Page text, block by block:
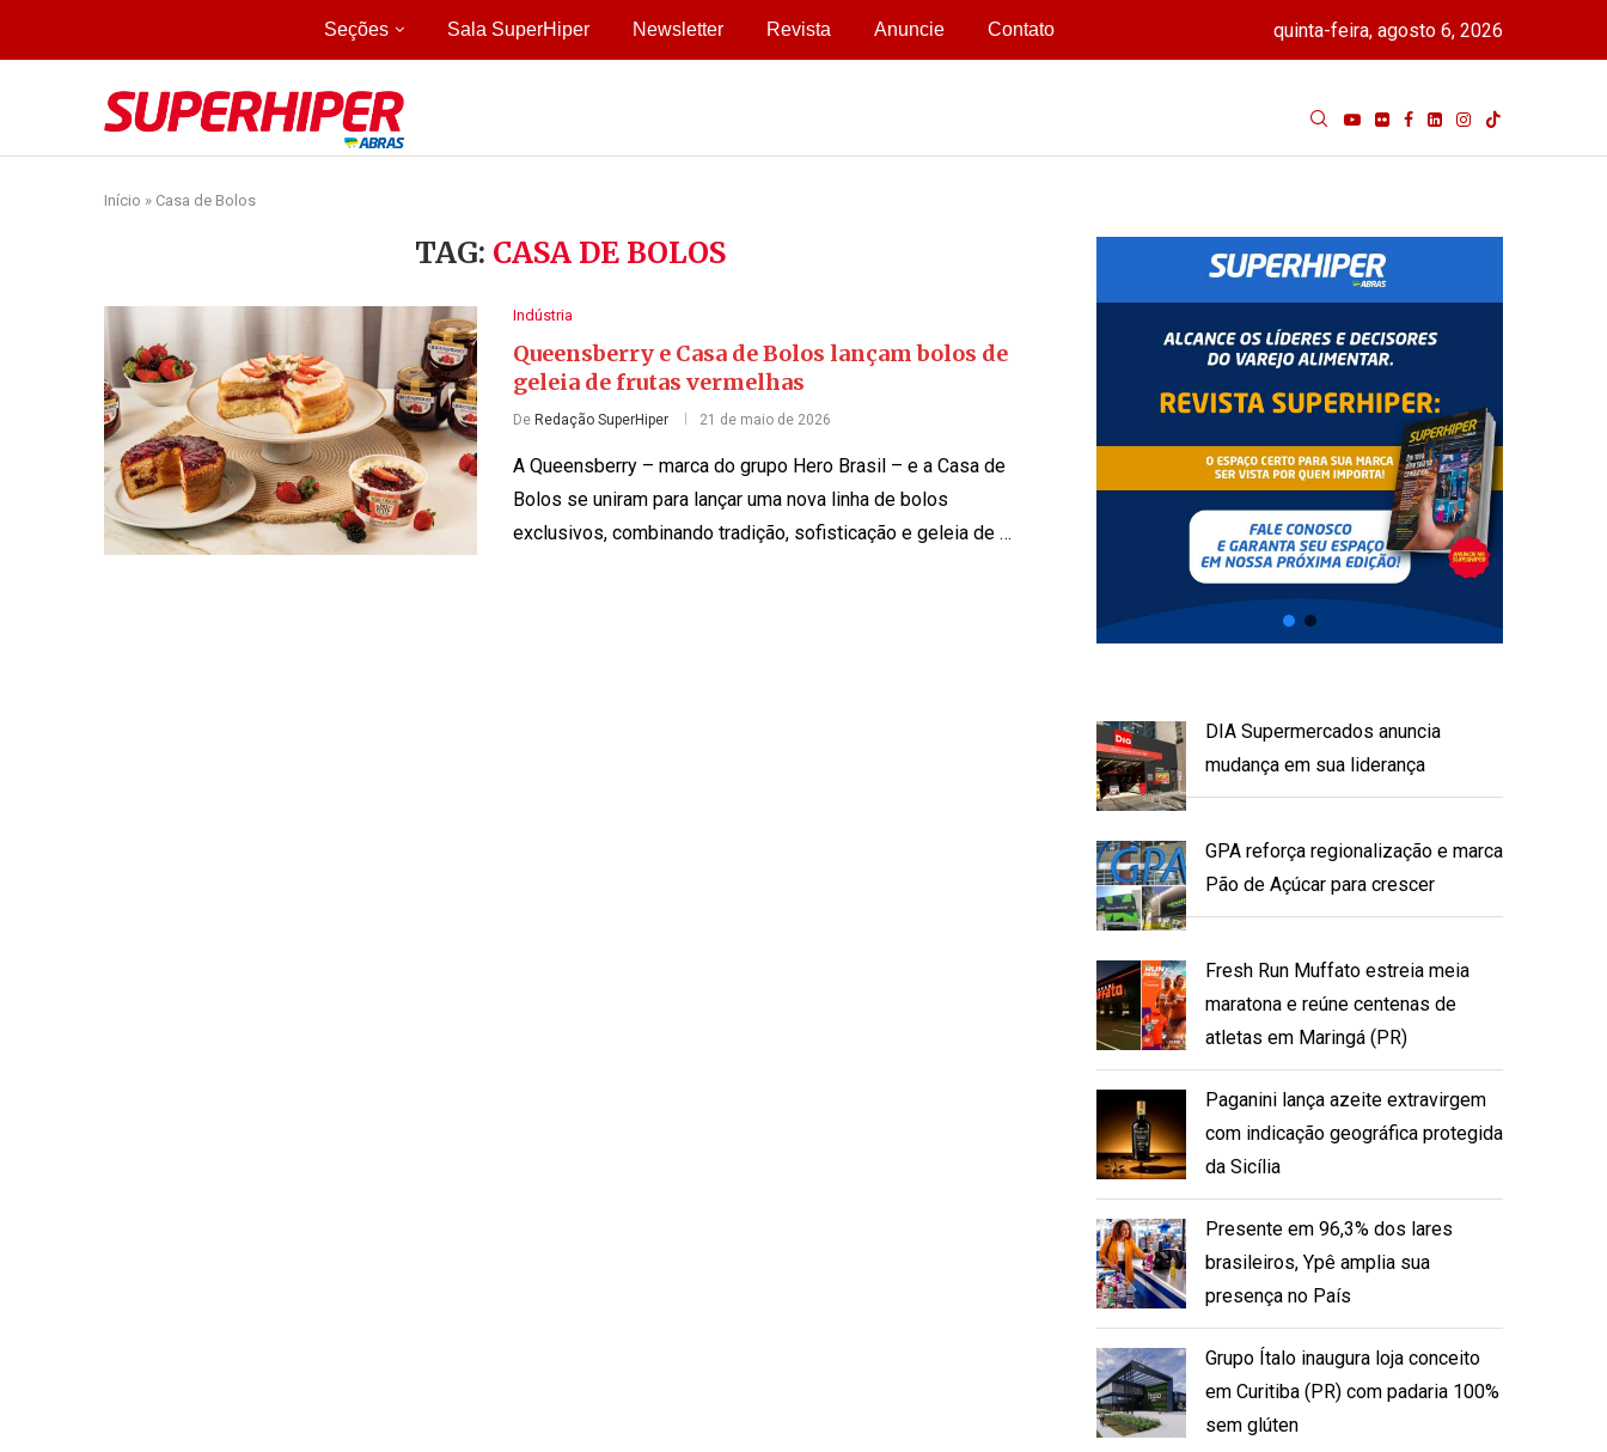
Seções Sala SuperHiper Newsletter Revista Anuncie Contato quinta-feira, agosto 6, 2026
Início » Casa de Bolos
TAG: CASA DE BOLOS
Indústria
Queensberry e Casa de Bolos lançam bolos de
geleia de frutas vermelhas
De Redação SuperHiper 21 de maio de 2026
A Queensberry – marca do grupo Hero Brasil – e a Casa de
Bolos se uniram para lançar uma nova linha de bolos
exclusivos, combinando tradição, sofisticação e geleia de …
DIA Supermercados anuncia
mudança em sua liderança
GPA reforça regionalização e marca
Pão de Açúcar para crescer
Fresh Run Muffato estreia meia
maratona e reúne centenas de
atletas em Maringá (PR)
Paganini lança azeite extravirgem
com indicação geográfica protegida
da Sicília
Presente em 96,3% dos lares
brasileiros, Ypê amplia sua
presença no País
Grupo Ítalo inaugura loja conceito
em Curitiba (PR) com padaria 100%
sem glúten